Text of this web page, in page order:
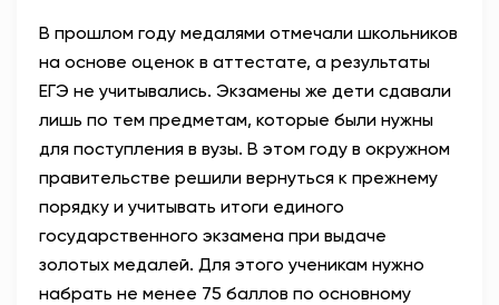
ОФИЦИАЛЬНО
94,84
В прошлом году медалями отмечали школьников
на основе оценок в аттестате, а результаты
ЕГЭ не учитывались. Экзамены же дети сдавали
лишь по тем предметам, которые были нужны
для поступления в вузы. В этом году в окружном
правительстве решили вернуться к прежнему
порядку и учитывать итоги единого
государственного экзамена при выдаче
золотых медалей. Для этого ученикам нужно
набрать не менее 75 баллов по основному